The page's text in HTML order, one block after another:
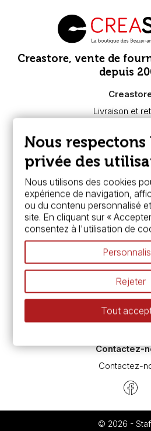
Creastore, vente de
depuis
Livraison et
Paiement
FAQ
Boutique à
Services
Carte fidélité &
Chèque cadeau,
Devis & bon de
Pass culture -
Nos promotions
Espace
L’aquarelle en tubes
Le vocabulaire
Différence entre peinture
Préparer une toile pour
Contactez-
Contactez-
© 2026 -
Nous
privée des
Nous utilisons des cookies
expérience de navigation,
ou du contenu personnalisé
site. En cliquant sur «
consentez à l'utilisation de
Rejeter
Tout